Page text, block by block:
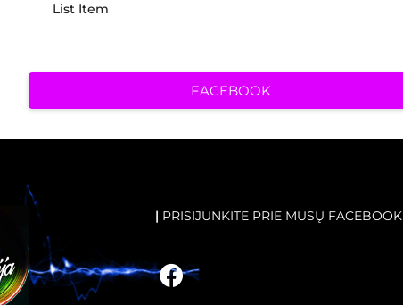
List Item
FACEBOOK
| PRISIJUNKITE PRIE MŪSŲ FACEBOOK